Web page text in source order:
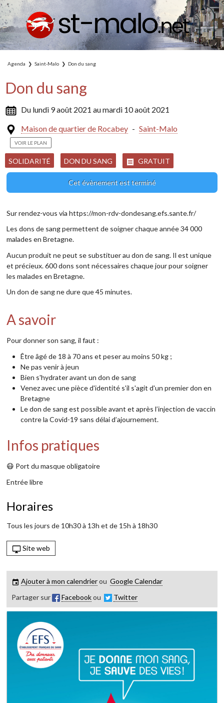
Agenda Saint-Malo Don du sang
Don du sang
Du lundi 9 août 2021 au mardi 10 août 2021
Maison de quartier de Rocabey - Saint-Malo
VOIR LE PLAN
SOLIDARITÉ DON DU SANG GRATUIT
Cet évènement est terminé
Sur rendez-vous via https://mon-rdv-dondesang.efs.sante.fr/
Les dons de sang permettent de soigner chaque année 34 000
malades en Bretagne.
Aucun produit ne peut se substituer au don de sang. Il est unique
et précieux. 600 dons sont nécessaires chaque jour pour soigner
les malades en Bretagne.
Un don de sang ne dure que 45 minutes.
A savoir
Pour donner son sang, il faut :
Être âgé de 18 à 70 ans et peser au moins 50 kg ;
Ne pas venir à jeun
Bien s'hydrater avant un don de sang
Venez avec une pièce d'identité s'il s'agit d'un premier don en
Bretagne
Le don de sang est possible avant et après l’injection de vaccin
contre la Covid-19 sans délai d’ajournement.
Infos pratiques
😷️ Port du masque obligatoire
Entrée libre
Horaires
Tous les jours de 10h30 à 13h et de 15h à 18h30
Site web
Ajouter à mon calendrierou Google Calendar
Partager sur
Facebookou Twitter